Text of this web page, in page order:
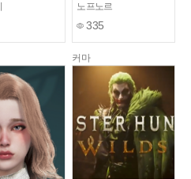
노프노르
335
커마